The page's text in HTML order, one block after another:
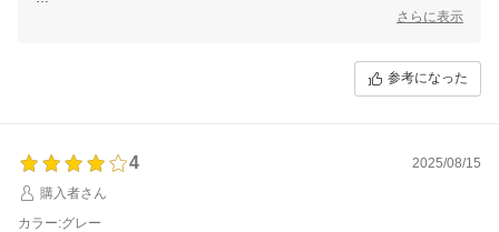
ご多用にもかかわらず、丁寧なご使用感想をいただき本当に嬉しい限り
お買い上げ商品は少しでもお客様のお役に立てれば幸いです。
これからもまた何がございましたら、是非お気軽にショップまでお問い
を開始してください。
今後も変わらぬご愛顧のほど、よろしくお願いいたします。
さらに表示
参考になった
4
2025/08/15
購入者さん
カラー:グレー